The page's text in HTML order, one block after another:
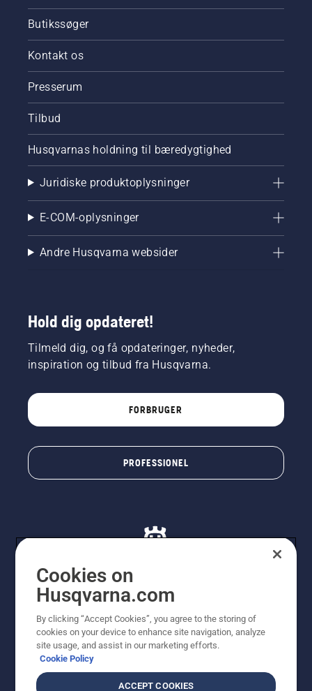
Butikssøger
Kontakt os
Presserum
Tilbud
Husqvarnas holdning til bæredygtighed
Juridiske produktoplysninger
E-COM-oplysninger
Andre Husqvarna websider
Hold dig opdateret!
Tilmeld dig, og få opdateringer, nyheder,
inspiration og tilbud fra Husqvarna.
FORBRUGER
PROFESSIONEL
viste priser er vejledende udsalgspriser. Der tages
forbehold for stave- og trykfejl samt prisændringer. Vi
stræber efter at have så nøjagtige oplysningerne på
dette websted som muligt. Alle anførte priser er
vejledende udsalgspriser (inkl. moms), medmindre
Cookies on
Husqvarna.com
By clicking “Accept Cookies”, you agree to the storing of
cookies on your device to enhance site navigation, analyze
site usage, and assist in our marketing efforts.
Cookie Policy
ACCEPT COOKIES